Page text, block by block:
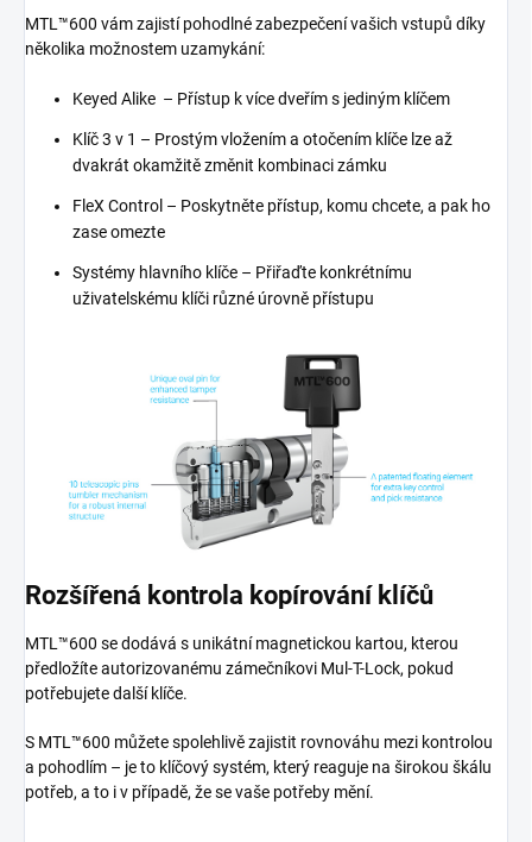
MTL™600 vám zajistí pohodlné zabezpečení vašich vstupů díky
několika možnostem uzamykání:
Keyed Alike – Přístup k více dveřím s jediným klíčem
Klíč 3 v 1 – Prostým vložením a otočením klíče lze až
dvakrát okamžitě změnit kombinaci zámku
FleX Control – Poskytněte přístup, komu chcete, a pak ho
zase omezte
Systémy hlavního klíče – Přiřaďte konkrétnímu
uživatelskému klíči různé úrovně přístupu
Rozšířená kontrola kopírování klíčů
MTL™600 se dodává s unikátní magnetickou kartou, kterou
předložíte autorizovanému zámečníkovi Mul-T-Lock, pokud
potřebujete další klíče.
S MTL™600 můžete spolehlivě zajistit rovnováhu mezi kontrolou
a pohodlím – je to klíčový systém, který reaguje na širokou škálu
potřeb, a to i v případě, že se vaše potřeby mění.